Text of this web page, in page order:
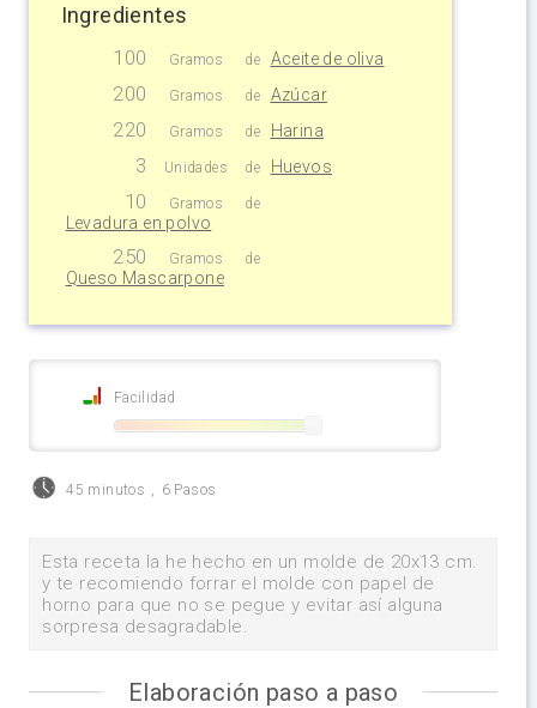
Ingredientes
100 Gramos de Aceite de oliva
200 Gramos de Azúcar
220 Gramos de Harina
3 Unidades de Huevos
10 Gramos de
Levadura en polvo
250 Gramos de
Queso Mascarpone
Facilidad
45 minutos , 6 Pasos
Esta receta la he hecho en un molde de 20x13 cm.
y te recomiendo forrar el molde con papel de
horno para que no se pegue y evitar así alguna
sorpresa desagradable.
Elaboración paso a paso